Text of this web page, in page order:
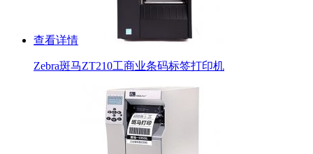
查看详情
Zebra斑马ZT210工商业条码标签打印机